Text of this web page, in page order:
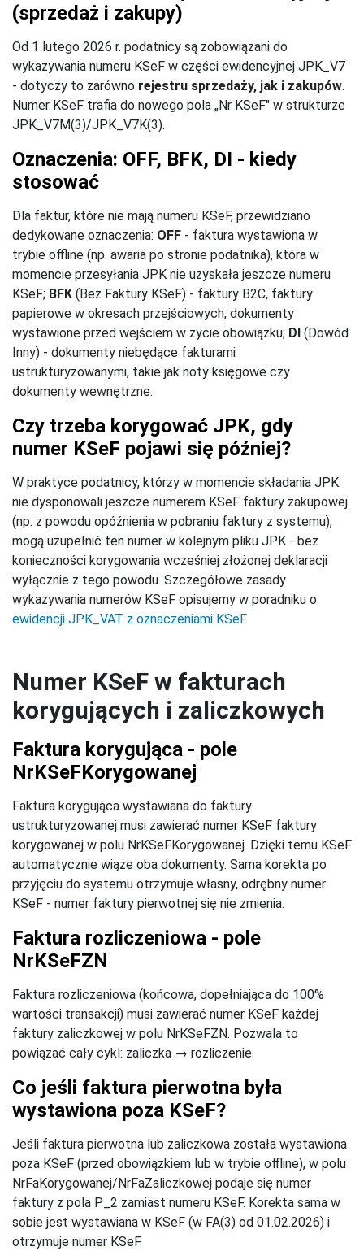
(sprzedaż i zakupy)
Od 1 lutego 2026 r. podatnicy są zobowiązani do
wykazywania numeru KSeF w części ewidencyjnej JPK_V7
- dotyczy to zarówno rejestru sprzedaży, jak i zakupów.
Numer KSeF trafia do nowego pola „Nr KSeF" w strukturze
JPK_V7M(3)/JPK_V7K(3).
Oznaczenia: OFF, BFK, DI - kiedy
stosować
Dla faktur, które nie mają numeru KSeF, przewidziano
dedykowane oznaczenia: OFF - faktura wystawiona w
trybie offline (np. awaria po stronie podatnika), która w
momencie przesyłania JPK nie uzyskała jeszcze numeru
KSeF; BFK (Bez Faktury KSeF) - faktury B2C, faktury
papierowe w okresach przejściowych, dokumenty
wystawione przed wejściem w życie obowiązku; DI (Dowód
Inny) - dokumenty niebędące fakturami
ustrukturyzowanymi, takie jak noty księgowe czy
dokumenty wewnętrzne.
Czy trzeba korygować JPK, gdy
numer KSeF pojawi się później?
W praktyce podatnicy, którzy w momencie składania JPK
nie dysponowali jeszcze numerem KSeF faktury zakupowej
(np. z powodu opóźnienia w pobraniu faktury z systemu),
mogą uzupełnić ten numer w kolejnym pliku JPK - bez
konieczności korygowania wcześniej złożonej deklaracji
wyłącznie z tego powodu. Szczegółowe zasady
wykazywania numerów KSeF opisujemy w poradniku o
ewidencji JPK_VAT z oznaczeniami KSeF.
Numer KSeF w fakturach
korygujących i zaliczkowych
Faktura korygująca - pole
NrKSeFKorygowanej
Faktura korygująca wystawiana do faktury
ustrukturyzowanej musi zawierać numer KSeF faktury
korygowanej w polu NrKSeFKorygowanej. Dzięki temu KSeF
automatycznie wiąże oba dokumenty. Sama korekta po
przyjęciu do systemu otrzymuje własny, odrębny numer
KSeF - numer faktury pierwotnej się nie zmienia.
Faktura rozliczeniowa - pole
NrKSeFZN
Faktura rozliczeniowa (końcowa, dopełniająca do 100%
wartości transakcji) musi zawierać numer KSeF każdej
faktury zaliczkowej w polu NrKSeFZN. Pozwala to
powiązać cały cykl: zaliczka → rozliczenie.
Co jeśli faktura pierwotna była
wystawiona poza KSeF?
Jeśli faktura pierwotna lub zaliczkowa została wystawiona
poza KSeF (przed obowiązkiem lub w trybie offline), w polu
NrFaKorygowanej/NrFaZaliczkowej podaje się numer
faktury z pola P_2 zamiast numeru KSeF. Korekta sama w
sobie jest wystawiana w KSeF (w FA(3) od 01.02.2026) i
otrzymuje numer KSeF.